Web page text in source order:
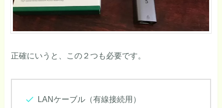
正確にいうと、この２つも必要です。
LANケーブル（有線接続用）